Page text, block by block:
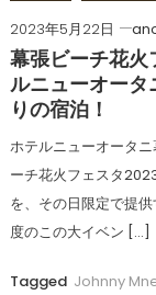
2023年5月22日
幕張ビーチ花火
ルニューオータ
りの宿泊！
ホテルニューオータ
ーチ花火フェスタ
を、その日限定で提
度のこの大イベン […]
Tagged Johnny